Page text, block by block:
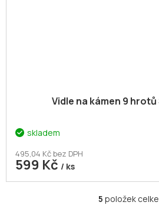
Vidle na kámen 9 hrotů
skladem
495,04 Kč bez DPH
599 Kč / ks
O
5 položek